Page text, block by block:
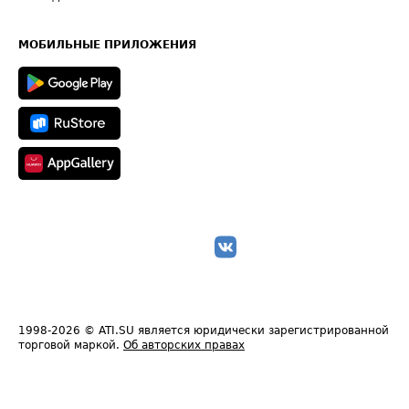
Техническая информация
МОБИЛЬНЫЕ ПРИЛОЖЕНИЯ
1998-2026 © ATI.SU является юридически зарегистрированной
торговой маркой. Об авторских правах